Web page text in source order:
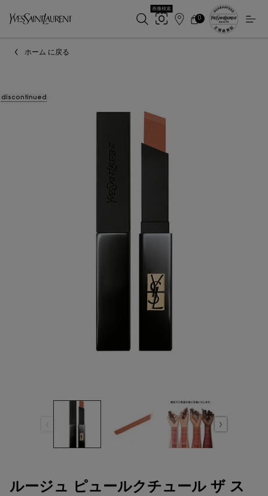
画像検索
店
カ
0
0 カート内の製品
ホーム に戻る
discontinued
ルージュ ピュールクチュール ザ ス